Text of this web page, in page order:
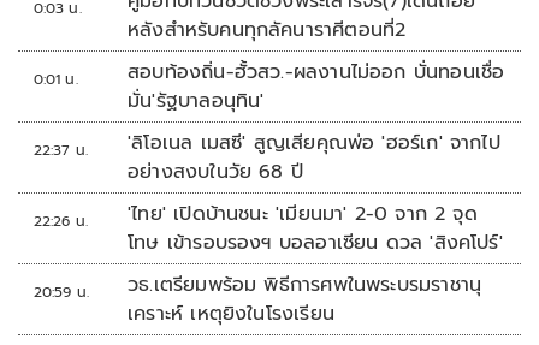
0:03 น.
หลังสำหรับคนทุกลัคนาราศีตอนที่2
0:01 น.
สอบท้องถิ่น-ฮั้วสว.-ผลงานไม่ออก บั่นทอนเชื่อ
มั่น'รัฐบาลอนุทิน'
22:37 น.
'ลิโอเนล เมสซี' สูญเสียคุณพ่อ 'ฮอร์เก' จากไป
อย่างสงบในวัย 68 ปี
22:26 น.
'ไทย' เปิดบ้านชนะ 'เมียนมา' 2-0 จาก 2 จุด
โทษ เข้ารอบรองฯ บอลอาเซียน ดวล 'สิงคโปร์'
20:59 น.
วธ.เตรียมพร้อม พิธีการศพในพระบรมราชานุ
เคราะห์ เหตุยิงในโรงเรียน